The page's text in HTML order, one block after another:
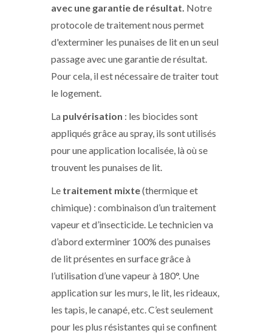
avec une garantie de résultat. Notre
protocole de traitement nous permet
d'exterminer les punaises de lit en un seul
passage avec une garantie de résultat.
Pour cela, il est nécessaire de traiter tout
le logement.
La pulvérisation : les biocides sont
appliqués grâce au spray, ils sont utilisés
pour une application localisée, là où se
trouvent les punaises de lit.
Le traitement mixte(thermique et
chimique) : combinaison d’un traitement
vapeur et d’insecticide. Le technicien va
d’abord exterminer 100% des punaises
de lit présentes en surface grâce à
l’utilisation d’une vapeur à 180°. Une
application sur les murs, le lit, les rideaux,
les tapis, le canapé, etc. C’est seulement
pour les plus résistantes qui se confinent